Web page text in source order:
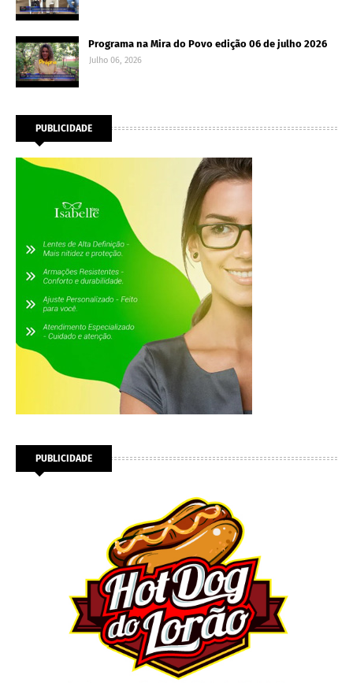
Programa na Mira do Povo edição 06 de julho 2026
Julho 06, 2026
PUBLICIDADE
PUBLICIDADE